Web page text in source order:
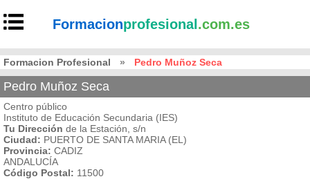
Formacionprofesional .com.es
Formacion Profesional » Pedro Muñoz Seca
Pedro Muñoz Seca
Centro público
Instituto de Educación Secundaria (IES)
Tu Dirección de la Estación, s/n
Ciudad: PUERTO DE SANTA MARIA (EL)
Provincia: CADIZ
ANDALUCÍA
Código Postal: 11500